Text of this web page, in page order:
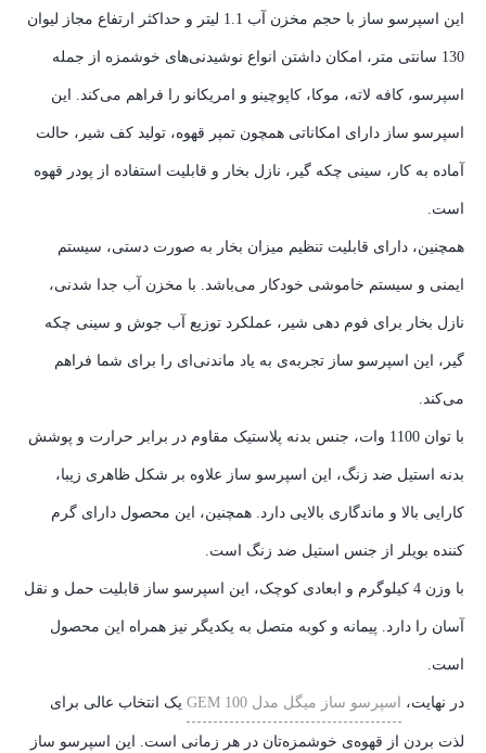
این اسپرسو ساز با حجم مخزن آب 1.1 لیتر و حداکثر ارتفاع مجاز لیوان
130 سانتی متر، امکان داشتن انواع نوشیدنی‌های خوشمزه از جمله
اسپرسو، کافه لاته، موکا، کاپوچینو و امریکانو را فراهم می‌کند. این
اسپرسو ساز دارای امکاناتی همچون تمپر قهوه، تولید کف شیر، حالت
آماده به کار، سینی چکه گیر، نازل بخار و قابلیت استفاده از پودر قهوه
است.
همچنین، دارای قابلیت تنظیم میزان بخار به صورت دستی، سیستم
ایمنی و سیستم خاموشی خودکار می‌باشد. با مخزن آب جدا شدنی،
نازل بخار برای فوم دهی شیر، عملکرد توزیع آب جوش و سینی چکه
گیر، این اسپرسو ساز تجربه‌ی به یاد ماندنی‌ای را برای شما فراهم
می‌کند.
با توان 1100 وات، جنس بدنه پلاستیک مقاوم در برابر حرارت و پوشش
بدنه استیل ضد زنگ، این اسپرسو ساز علاوه بر شکل ظاهری زیبا،
کارایی بالا و ماندگاری بالایی دارد. همچنین، این محصول دارای گرم
کننده بویلر از جنس استیل ضد زنگ است.
با وزن 4 کیلوگرم و ابعادی کوچک، این اسپرسو ساز قابلیت حمل و نقل
آسان را دارد. پیمانه و کوبه متصل به یکدیگر نیز همراه این محصول
است.
در نهایت، اسپرسو ساز میگل مدل GEM 100 یک انتخاب عالی برای
لذت بردن از قهوه‌ی خوشمزه‌تان در هر زمانی است. این اسپرسو ساز